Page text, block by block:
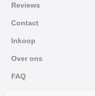
Reviews
Contact
Inkoop
Over ons
FAQ